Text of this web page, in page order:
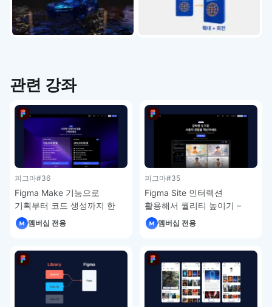
관련 강좌
피그마#36
Figma Make 기능으로
기획부터 코드 생성까지 한
번에 – 피그마 강좌 4-7
멤버십 전용
피그마#35
Figma Site 인터렉션
활용해서 퀄리티 높이기 –
피그마 강좌 4-6
멤버십 전용